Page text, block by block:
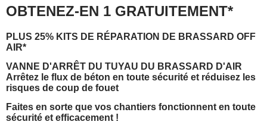
OBTENEZ-EN 1 GRATUITEMENT*
PLUS 25% KITS DE RÉPARATION DE BRASSARD OFF
AIR*
VANNE D'ARRÊT DU TUYAU DU BRASSARD D'AIR
Arrêtez le flux de béton en toute sécurité et réduisez les
risques de coup de fouet
Faites en sorte que vos chantiers fonctionnent en toute
sécurité et efficacement !